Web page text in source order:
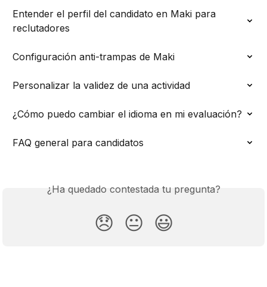
Entender el perfil del candidato en Maki para
reclutadores
Configuración anti-trampas de Maki
Personalizar la validez de una actividad
¿Cómo puedo cambiar el idioma en mi evaluación?
FAQ general para candidatos
¿Ha quedado contestada tu pregunta?
😞 😐 😃